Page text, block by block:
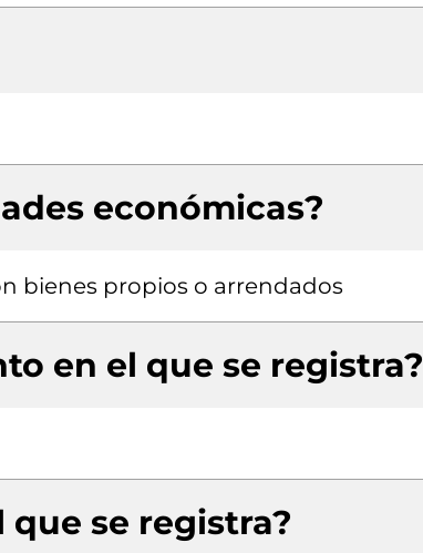
económicas?
bienes propios o arrendados
en el que se registra?
que se registra?